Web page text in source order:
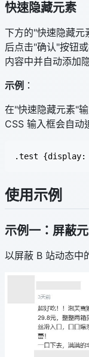
快速隐藏元素
下方的"快速隐藏元
后点击"确认"按钮
内容中并自动添加
示例 ：
在"快速隐藏元素"
CSS 输入框会自动
使用示例
示例一：屏蔽
以屏蔽 B 站动态中